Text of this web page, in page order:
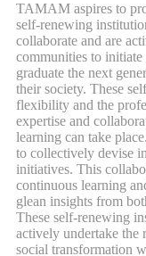
TAMAM aspires to
self-renewing
collaborate and are
communities to
graduate the next
their society. These
flexibility and the
expertise and
learning can take
to collectively devise
initiatives. This
continuous learning
glean insights from
These self-renewing
actively undertake the
social transformation